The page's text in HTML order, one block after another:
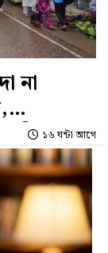
না
১৬ ঘন্টা আগে